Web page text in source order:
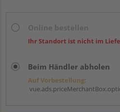
Ihr Standort ist nicht im
Beim Händler abholen
Auf Vorbestellung: